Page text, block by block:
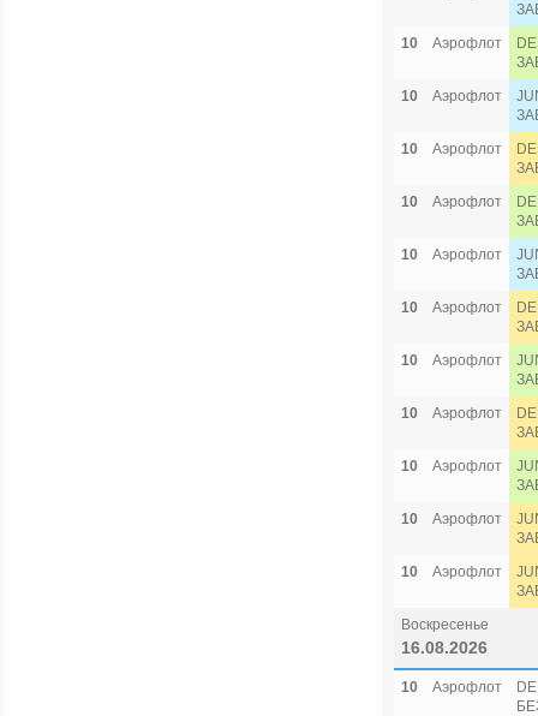
10
Аэрофлот
10
Аэрофлот
10
Аэрофлот
10
Аэрофлот
10
Аэрофлот
10
Аэрофлот
10
Аэрофлот
10
Аэрофлот
10
Аэрофлот
10
Аэрофлот
10
Аэрофлот
Воскресенье
16.08.2026
10 Аэрофлот